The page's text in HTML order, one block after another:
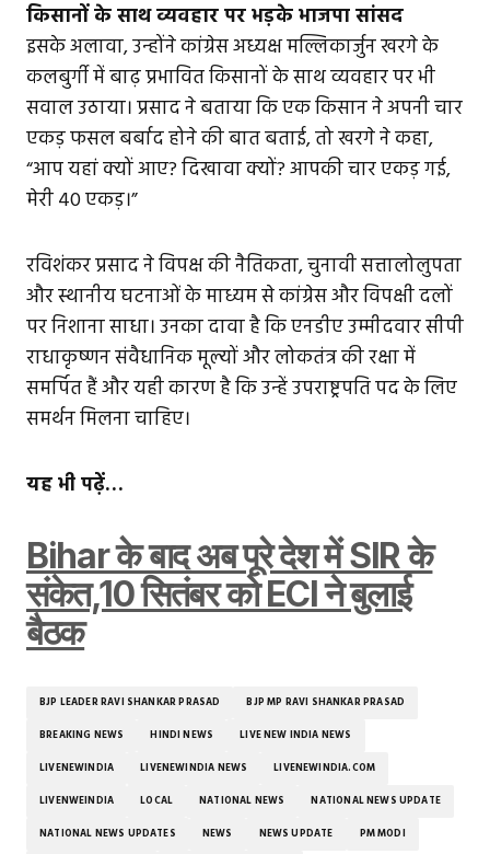
किसानों के साथ व्यवहार पर भड़के भाजपा सांसद
इसके अलावा, उन्होंने कांग्रेस अध्यक्ष मल्लिकार्जुन खरगे के
कलबुर्गी में बाढ़ प्रभावित किसानों के साथ व्यवहार पर भी
सवाल उठाया। प्रसाद ने बताया कि एक किसान ने अपनी चार
एकड़ फसल बर्बाद होने की बात बताई, तो खरगे ने कहा,
“आप यहां क्यों आए? दिखावा क्यों? आपकी चार एकड़ गई,
मेरी 40 एकड़।”
रविशंकर प्रसाद ने विपक्ष की नैतिकता, चुनावी सत्तालोलुपता
और स्थानीय घटनाओं के माध्यम से कांग्रेस और विपक्षी दलों
पर निशाना साधा। उनका दावा है कि एनडीए उम्मीदवार सीपी
राधाकृष्णन संवैधानिक मूल्यों और लोकतंत्र की रक्षा में
समर्पित हैं और यही कारण है कि उन्हें उपराष्ट्रपति पद के लिए
समर्थन मिलना चाहिए।
यह भी पढ़ें…
Bihar के बाद अब पूरे देश में SIR के
संकेत,10 सितंबर को ECI ने बुलाई
बैठक
BJP LEADER RAVI SHANKAR PRASAD BJP MP RAVI SHANKAR PRASAD
BREAKING NEWS HINDI NEWS LIVE NEW INDIA NEWS
LIVENEWINDIA LIVENEWINDIA NEWS LIVENEWINDIA.COM
LIVENWEINDIA LOCAL NATIONAL NEWS NATIONAL NEWS UPDATE
NATIONAL NEWS UPDATES NEWS NEWS UPDATE PM MODI